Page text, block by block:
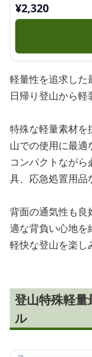
¥2,320
軽量性を追求した
日帰り登山から軽
特殊な軽量素材を
山での使用に最適
コンパクトなが
具、応急処置用品
背面の通気性も良
適な背負い心地を
軽快な登山を楽し
登山特殊軽
ル